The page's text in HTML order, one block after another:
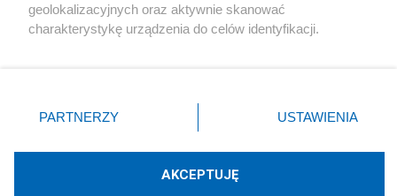
geolokalizacyjnych oraz aktywnie skanować
charakterystykę urządzenia do celów identyfikacji.
zmienić/wycofać klikając przycisk ustawień prywatności
znajdujący się w lewym dolnym rogu strony
rodzaje przetwarzania danych nie wymagają zgody
użytkownika, ale masz prawo sprzeciwić się takiemu
PARTNERZY USTAWIENIA
AKCEPTUJĘ